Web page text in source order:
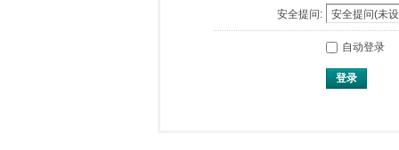
安全提问:
自动登录
登录